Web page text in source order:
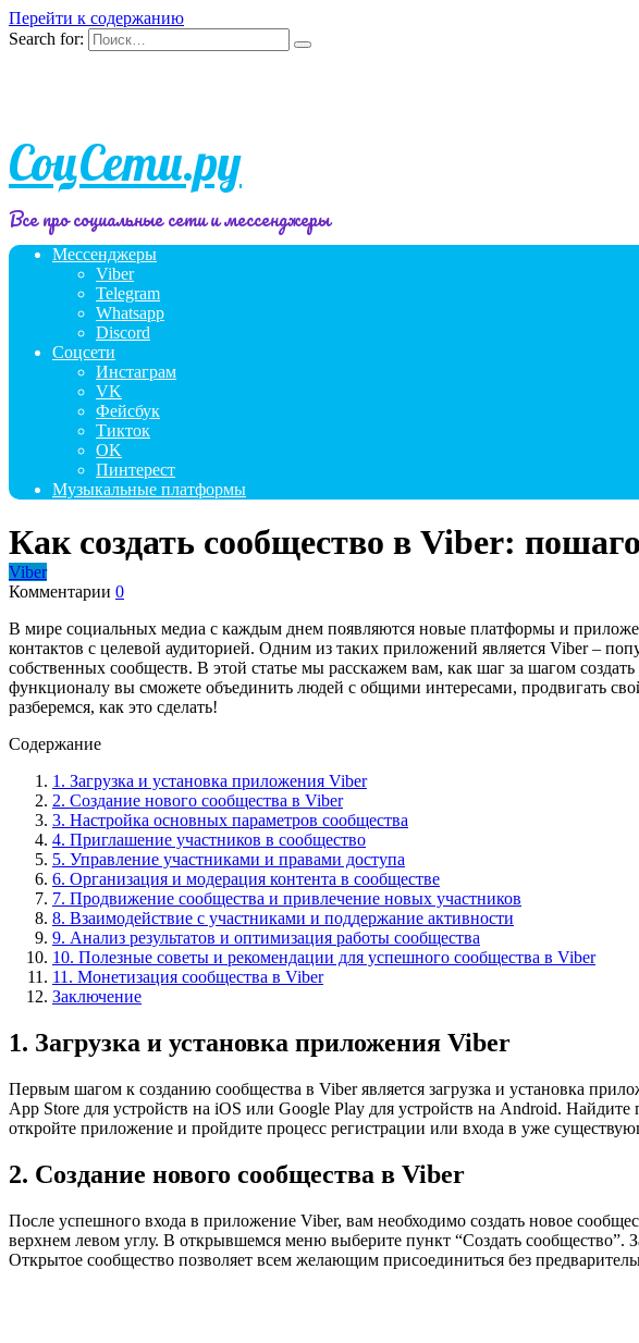
Перейти к содержанию
Search for:
СоцСети.ру
Все про социальные сети и мессенджеры
Мессенджеры
Viber
Telegram
Whatsapp
Discord
Соцсети
Инстаграм
VK
Фейсбук
Тикток
OK
Пинтерест
Музыкальные платформы
Как создать сообщество в Viber:
Viber
Комментарии 0
В мире социальных медиа с каждым днем появляются новые платформы и
контактов с целевой аудиторией. Одним из таких приложений является Viber –
собственных сообществ. В этой статье мы расскажем вам, как шаг за шагом
функционалу вы сможете объединить людей с общими интересами, продвигать
разберемся, как это сделать!
Содержание
1. Загрузка и установка приложения Viber
2. Создание нового сообщества в Viber
3. Настройка основных параметров сообщества
4. Приглашение участников в сообщество
5. Управление участниками и правами доступа
6. Организация и модерация контента в сообществе
7. Продвижение сообщества и привлечение новых участников
8. Взаимодействие с участниками и поддержание активности
9. Анализ результатов и оптимизация работы сообщества
10. Полезные советы и рекомендации для успешного сообщества в Viber
11. Монетизация сообщества в Viber
Заключение
1. Загрузка и установка приложения Viber
Первым шагом к созданию сообщества в Viber является загрузка и установка
App Store для устройств на iOS или Google Play для устройств на Android.
откройте приложение и пройдите процесс регистрации или входа в уже
2. Создание нового сообщества в Viber
После успешного входа в приложение Viber, вам необходимо создать новое
верхнем левом углу. В открывшемся меню выберите пункт “Создать сообщество”.
Открытое сообщество позволяет всем желающим присоединиться без